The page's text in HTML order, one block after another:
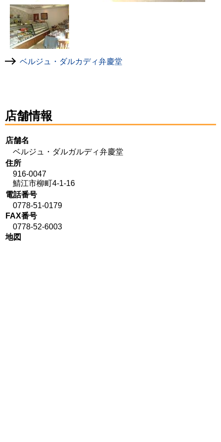
ベルジュ・ダルカディ弁慶堂
店舗情報
店舗名
ベルジュ・ダルガルディ弁慶堂
住所
916-0047
鯖江市柳町4-1-16
電話番号
0778-51-0179
FAX番号
0778-52-6003
地図